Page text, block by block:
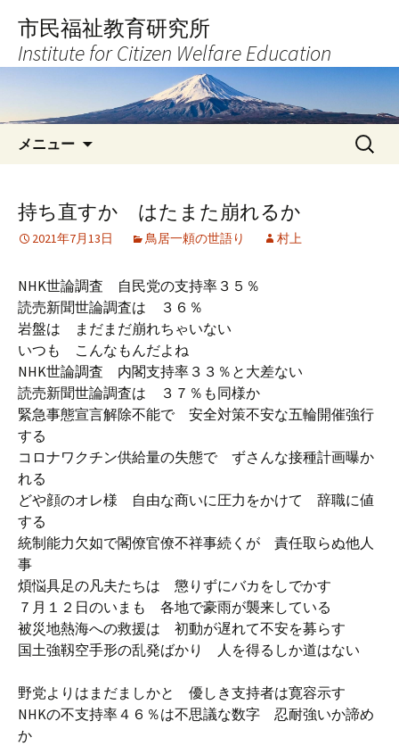
へ
キ
市民福祉教育研究所
Institute for Citizen Welfare Education
メニュー
検
索:
持ち直すか はたまた崩れるか
2021年7月13日 鳥居一頼の世語り 村上
NHK世論調査 自民党の支持率３５％
読売新聞世論調査は ３６％
岩盤は まだまだ崩れちゃいない
いつも こんなもんだよね
NHK世論調査 内閣支持率３３％と大差ない
読売新聞世論調査は ３７％も同様か
緊急事態宣言解除不能で 安全対策不安な五輪開催強行
する
コロナワクチン供給量の失態で ずさんな接種計画曝か
れる
どや顔のオレ様 自由な商いに圧力をかけて 辞職に値
する
統制能力欠如で閣僚官僚不祥事続くが 責任取らぬ他人
事
煩悩具足の凡夫たちは 懲りずにバカをしでかす
７月１２日のいまも 各地で豪雨が襲来している
被災地熱海への救援は 初動が遅れて不安を募らす
国土強靱空手形の乱発ばかり 人を得るしか道はない
野党よりはまだましかと 優しき支持者は寛容示す
NHKの不支持率４６％は不思議な数字 忍耐強いか諦め
か